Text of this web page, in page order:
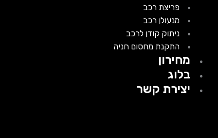
פריצת רכב
מנעולן רכב
ניתוק קודן לרכב
התקנת מחסום חניה
מחירון
בלוג
יצירת קשר